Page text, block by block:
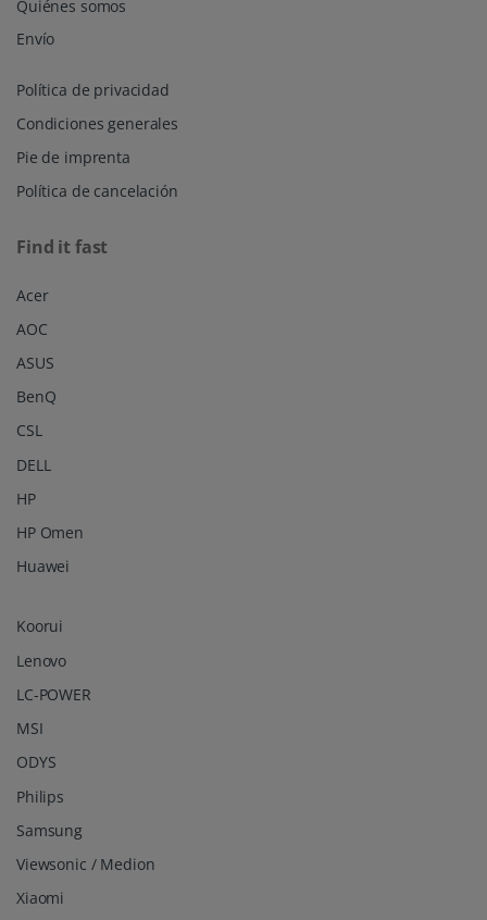
Quiénes somos
Envío
Política de privacidad
Condiciones generales
Pie de imprenta
Política de cancelación
Find it fast
Acer
AOC
ASUS
BenQ
CSL
DELL
HP
HP Omen
Huawei
Koorui
Lenovo
LC-POWER
MSI
ODYS
Philips
Samsung
Viewsonic / Medion
Xiaomi